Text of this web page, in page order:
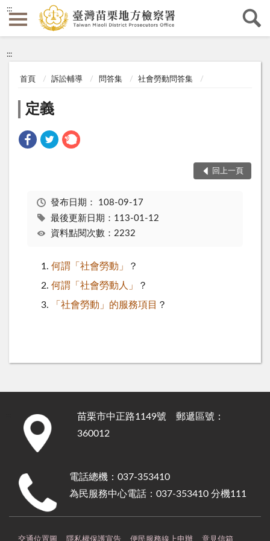
:::
:::
首頁 訴訟輔導 問答集 社會勞動問答集
定義
回上一頁
發布日期： 108-09-17
最後更新日期：113-01-12
資料點閱次數：2232
何謂「社會勞動」
？
何謂「社會勞動人」
？
「社會勞動」的服務項目 ？
苗栗市中正路1149號 郵遞區號：
360012
電話總機：037-353410
為民服務中心電話：037-353410 分機111
交通位置圖 隱私權保護宣告 便民服務線上申辦 意見信箱